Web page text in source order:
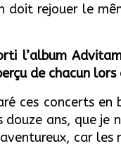
doit rejouer le
l’album
de chacun lors
ces concerts en
douze ans, que je
aventureux, car